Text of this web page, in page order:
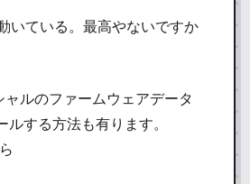
いている。最高やないですか
ルのファームウェアデータ
ルする方法も有ります。